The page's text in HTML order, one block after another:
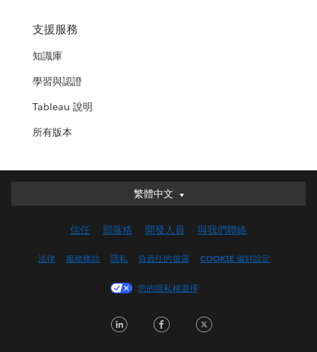
支援服務
知識庫
學習與認證
Tableau 說明
所有版本
繁體中文
繁體中文
English (UK)
Français (Canada)
Italiano
信任 部落格 開發人員 與我們聯絡
法律 服務條款 隱私 負責任的披露 COOKIE 偏好設定
您的隱私權選擇
LinkedInFacebook